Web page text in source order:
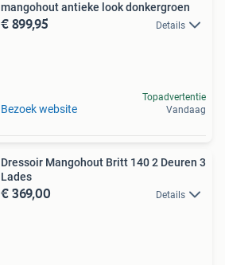
mangohout antieke look donkergroen
€ 899,95 Details
Bezoek website
Topadvertentie
Vandaag
Dressoir Mangohout Britt 140 2 Deuren 3
Lades
€ 369,00 Details